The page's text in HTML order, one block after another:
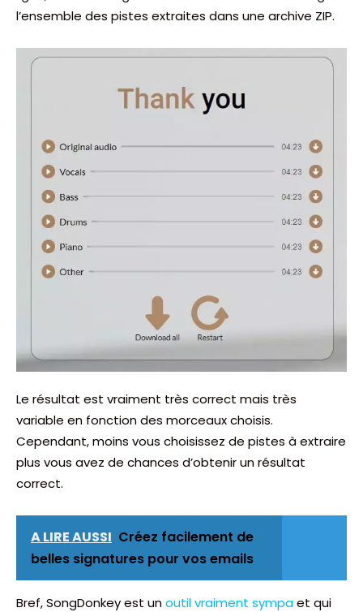
l’ensemble des pistes extraites dans une archive ZIP.
Le résultat est vraiment très correct mais très
variable en fonction des morceaux choisis.
Cependant, moins vous choisissez de pistes à extraire
plus vous avez de chances d’obtenir un résultat
correct.
A LIRE AUSSI Créez facilement de
belles signatures pour vos emails
Bref, SongDonkey est unoutil vraiment sympaet qui